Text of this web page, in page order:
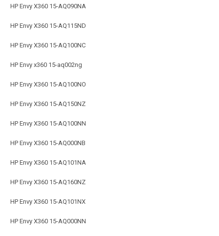
HP Envy X360 15-AQ090NA
HP Envy X360 15-AQ115ND
HP Envy X360 15-AQ100NC
HP Envy x360 15-aq002ng
HP Envy X360 15-AQ100NO
HP Envy X360 15-AQ150NZ
HP Envy X360 15-AQ100NN
HP Envy X360 15-AQ000NB
HP Envy X360 15-AQ101NA
HP Envy X360 15-AQ160NZ
HP Envy X360 15-AQ101NX
HP Envy X360 15-AQ000NN